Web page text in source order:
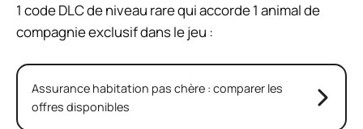
1 code DLC de niveau rare qui accorde 1 animal de
compagnie exclusif dans le jeu :
Assurance habitation pas chère : comparer les
offres disponibles